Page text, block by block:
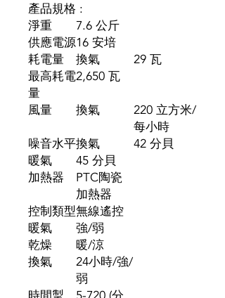
產品規格 :
淨重
7.6 公斤
供應電源16 安培
耗電量
換氣
29 瓦
最高耗電
量
2,650 瓦
風量 換氣
220 立方米/
每小時
噪音水平換氣
42 分貝
暖氣
45 分貝
加熱器
PTC陶瓷
加熱器
控制類型無線遙控
暖氣
強/弱
乾燥
暖/涼
換氣
24小時/強/
弱